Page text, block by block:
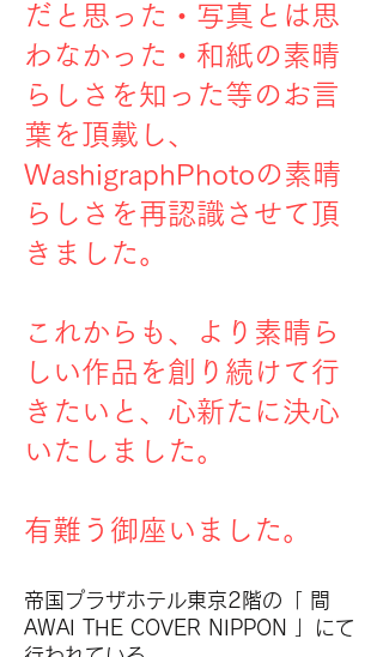
だと思った・写真とは思
わなかった・和紙の素晴
らしさを知った等のお言
葉を頂戴し、
WashigraphPhotoの素晴
らしさを再認識させて頂
きました。
これからも、より素晴ら
しい作品を創り続けて行
きたいと、心新たに決心
いたしました。
​有難う御座いました。
帝国プラザホテル東京2階の「 間
AWAI THE COVER NIPPON 」にて